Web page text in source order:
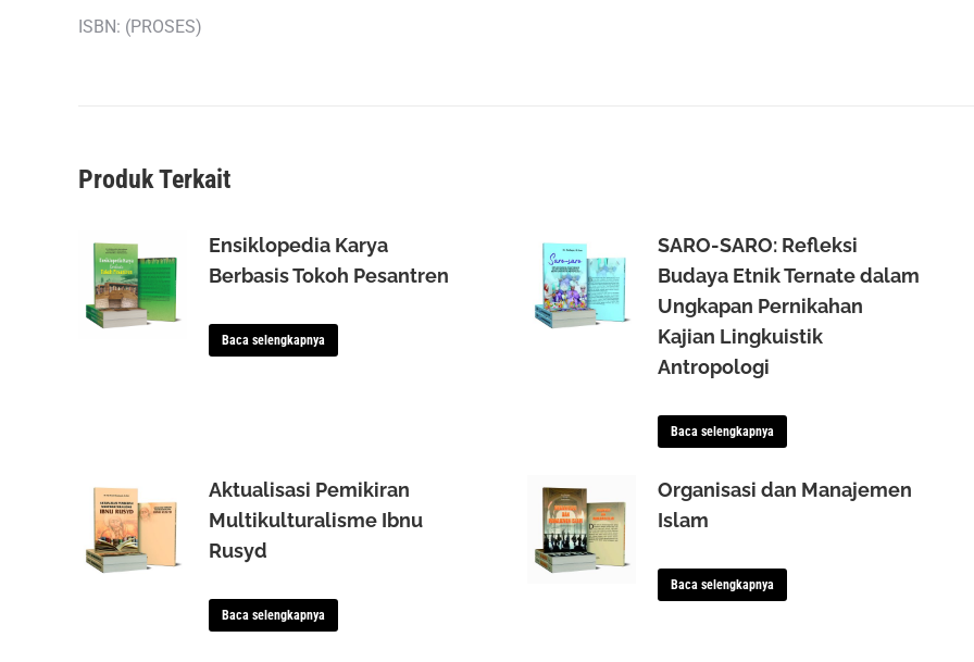
ISBN: (PROSES)
Produk Terkait
Ensiklopedia Karya
Berbasis Tokoh Pesantren
Baca selengkapnya
SARO-SARO: Refleksi
Budaya Etnik Ternate dalam
Ungkapan Pernikahan
Kajian Lingkuistik
Antropologi
Baca selengkapnya
Aktualisasi Pemikiran
Multikulturalisme Ibnu
Rusyd
Baca selengkapnya
Organisasi dan Manajemen
Islam
Baca selengkapnya